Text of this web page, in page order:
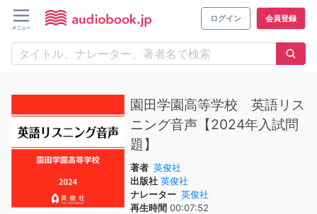
ログイン 会員登録
園田学園高等学校 英語リス
ニング音声【2024年入試問
題】
著者 英俊社
出版社 英俊社
ナレーター 英俊社
再生時間 00:07:52